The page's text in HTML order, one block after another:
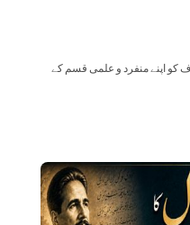
کو اپنے منفرد و علمی قسم کے